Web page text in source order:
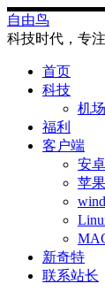
Skip
to
content
自由鸟
科技时代，专
首页
科技
机
福利
客户端
安
苹
新奇特
联系站长